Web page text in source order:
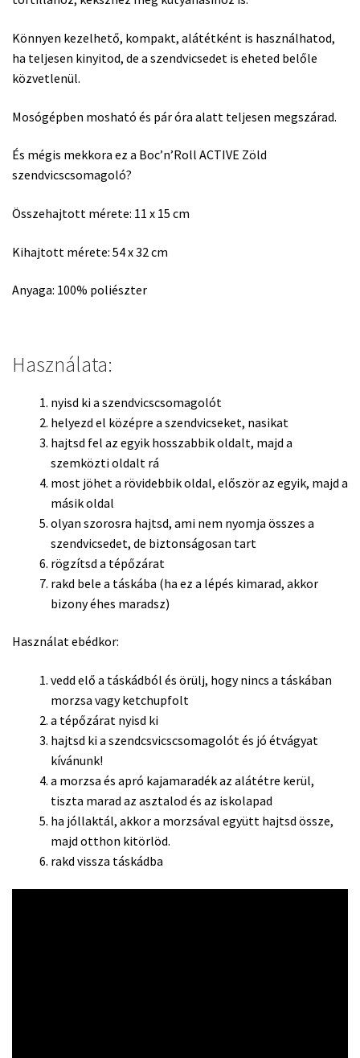
Könnyen kezelhető, kompakt, alátétként is használhatod,
ha teljesen kinyitod, de a szendvicsedet is eheted belőle
közvetlenül.
Mosógépben mosható és pár óra alatt teljesen megszárad.
És mégis mekkora ez a Boc’n’Roll ACTIVE Zöld
szendvicscsomagoló?
Összehajtott mérete: 11 x 15 cm
Kihajtott mérete: 54 x 32 cm
Anyaga: 100% poliészter
Használata:
nyisd ki a szendvicscsomagolót
helyezd el középre a szendvicseket, nasikat
hajtsd fel az egyik hosszabbik oldalt, majd a
szemközti oldalt rá
most jöhet a rövidebbik oldal, először az egyik, majd a
másik oldal
olyan szorosra hajtsd, ami nem nyomja összes a
szendvicsedet, de biztonságosan tart
rögzítsd a tépőzárat
rakd bele a táskába (ha ez a lépés kimarad, akkor
bizony éhes maradsz)
Használat ebédkor:
vedd elő a táskádból és örülj, hogy nincs a táskában
morzsa vagy ketchupfolt
a tépőzárat nyisd ki
hajtsd ki a szendcsvicscsomagolót és jó étvágyat
kívánunk!
a morzsa és apró kajamaradék az alátétre kerül,
tiszta marad az asztalod és az iskolapad
ha jóllaktál, akkor a morzsával együtt hajtsd össze,
majd otthon kitörlöd.
rakd vissza táskádba